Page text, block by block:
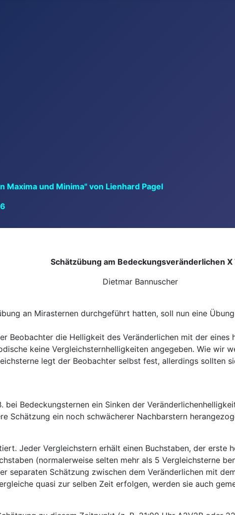
und Minima" von Lienhard Pagel
Schätzübung am Bedeckungsveränderlichen X
Dietmar Bannuscher
an Mirasternen durchgeführt hatten, soll nun eine
Beobachter die Helligkeit des Veränderlichen mit der eines
keine Vergleichsternhelligkeiten angegeben. Wie wir
legt der Beobachter selbst fest, allerdings sollten
Bedeckungsternen ein Sinken der
Schätzung ein noch schwächerer Nachbarstern
Jeder Vergleichstern erhält einen Buchstaben, der erste
(normalerweise selten mehr als 5 Vergleichsterne
separaten Schätzung zwischen dem Veränderlichen mit
quasi zur selben Zeit erfolgen, werden sie auch